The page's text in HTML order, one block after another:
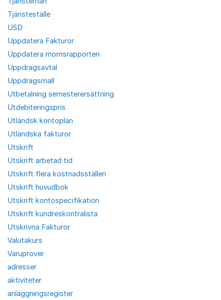
Tjänsteställe
USD
Uppdatera Fakturor
Uppdatera momsrapporten
Uppdragsavtal
Uppdragsmall
Utbetalning semesterersättning
Utdebiteringspris
Utländsk kontoplan
Utländska fakturor
Utskrift
Utskrift arbetad tid
Utskrift flera kostnadsställen
Utskrift huvudbok
Utskrift kontospecifikation
Utskrift kundreskontralista
Utskrivna Fakturor
Valutakurs
Varuprover
adresser
aktiviteter
anläggningsregister